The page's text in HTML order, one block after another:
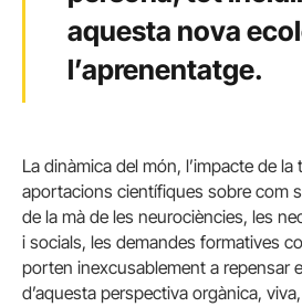
aquesta nova
l’aprenentatge.
La dinàmica del món, l’impacte de la
aportacions científiques sobre com
de la mà de les neurociències, les
i socials, les demandes formatives
porten inexcusablement a repensar
d’aquesta perspectiva orgànica,